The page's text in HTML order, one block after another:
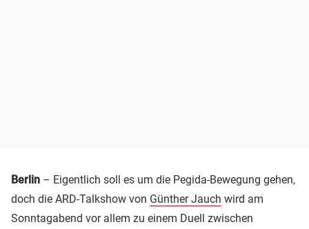
Berlin – Eigentlich soll es um die Pegida-Bewegung gehen,
doch die ARD-Talkshow von Günther Jauch wird am
Sonntagabend vor allem zu einem Duell zwischen